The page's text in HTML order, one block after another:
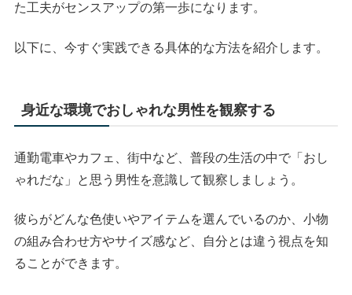
た工夫がセンスアップの第一歩になります。
以下に、今すぐ実践できる具体的な方法を紹介します。
身近な環境でおしゃれな男性を観察する
通勤電車やカフェ、街中など、普段の生活の中で「おし
ゃれだな」と思う男性を意識して観察しましょう。
彼らがどんな色使いやアイテムを選んでいるのか、小物
の組み合わせ方やサイズ感など、自分とは違う視点を知
ることができます。